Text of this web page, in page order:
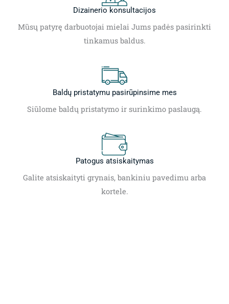
Dizainerio konsultacijos
Mūsų patyrę darbuotojai mielai Jums padės pasirinkti
tinkamus baldus.
Baldų pristatymu pasirūpinsime mes
Siūlome baldų pristatymo ir surinkimo paslaugą.
Patogus atsiskaitymas
Galite atsiskaityti grynais, bankiniu pavedimu arba
kortele.